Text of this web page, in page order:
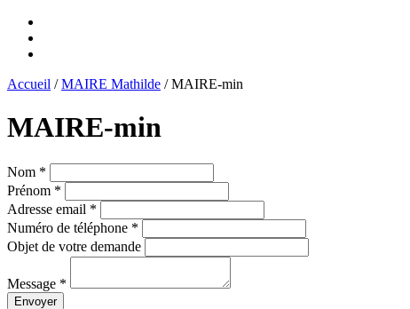
Accueil /MAIRE Mathilde /MAIRE-min
MAIRE-min
Nom *
Prénom *
Adresse email *
Numéro de téléphone *
Objet de votre demande
Message *
Envoyer